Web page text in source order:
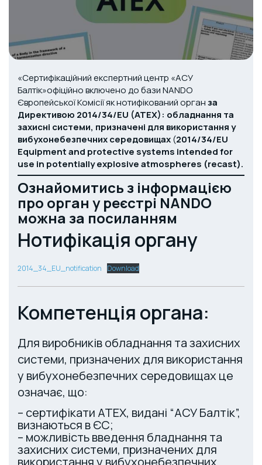
«Сертифікаційний експертний центр «АСУ
Балтік»офіційно включено до бази NANDO
Європейської Комісії як нотифікований органза
Директивою 2014/34/EU (ATEX): обладнання та
захисні системи, призначені для використання у
вибухонебезпечних середовищах(2014/34/EU
Equipment and protective systems intended for
use in potentially explosive atmospheres (recast).
Ознайомитись з інформацією
про орган у реєстрі NANDO
можна за посиланням
Нотифікація органу
2014_34_EU_notification Download
Компетенція органа:
Для виробників обладнання та захисних
системи, призначених для використання
у вибухонебезпечних середовищах це
означає, що:
– сертифікати ATEX, видані “АСУ Балтік”,
визнаються в ЄС;
– можливість введення бладнання та
захисних системи, призначених для
використання у вибухонебезпечних